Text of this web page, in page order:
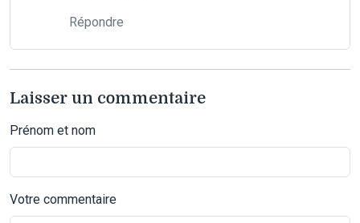
Répondre
Laisser un commentaire
Prénom et nom
Votre commentaire